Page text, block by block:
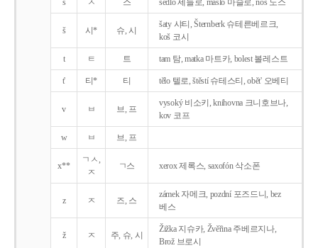
s ㅅ 스 sedlo 세들로, máslo 마슬로, nos 노스
š 시* 슈, 시
šaty 샤티, Šternberk 슈테른베르크,
koš 코시
t ㅌ 트 tam 탐, matka 마트카, bolest 볼레스트
t' 티* 티 tělo 텔로, štěstí 슈테스티, obět' 오베티
v ㅂ 브, 프
vysoký 비소키, knihovna 크니호브나,
kov 코프
w ㅂ 브, 프
x**
ㄱㅅ,
ㅈ
ㄱ스 xerox 제록스, saxofón 삭소폰
z ㅈ 즈, 스
zámek 자메크, pozdní 포즈드니, bez
베스
ž ㅈ 주, 슈, 시
Žižka 지슈카, Žvěřina 주베르지나,
Brož 브로시